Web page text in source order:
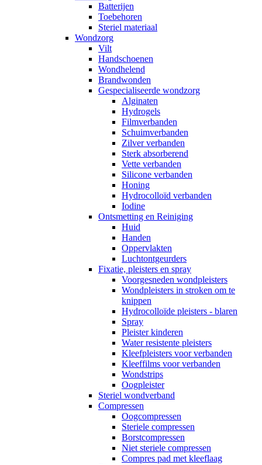
Batterijen
Toebehoren
Steriel materiaal
Wondzorg
Vilt
Handschoenen
Wondhelend
Brandwonden
Gespecialiseerde wondzorg
Alginaten
Hydrogels
Filmverbanden
Schuimverbanden
Zilver verbanden
Sterk absorberend
Vette verbanden
Silicone verbanden
Honing
Hydrocolloïd verbanden
Iodine
Ontsmetting en Reiniging
Huid
Handen
Oppervlakten
Luchtontgeurders
Fixatie, pleisters en spray
Voorgesneden wondpleisters
Wondpleisters in stroken om te
knippen
Hydrocolloïde pleisters - blaren
Spray
Pleister kinderen
Water resistente pleisters
Kleefpleisters voor verbanden
Kleeffilms voor verbanden
Wondstrips
Oogpleister
Steriel wondverband
Compressen
Oogcompressen
Steriele compressen
Borstcompressen
Niet steriele compressen
Compres pad met kleeflaag